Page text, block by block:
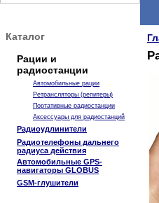
Каталог
Рации и
радиостанции
Автомобильные рации
Ретрансляторы (репитеры)
Портативные радиостанции
Аксессуары для радиостанций
Радиоудлинители
Радиотелефоны дальнего
радиуса действия
Автомобильные GPS-
навигаторы GLOBUS
GSM-глушители